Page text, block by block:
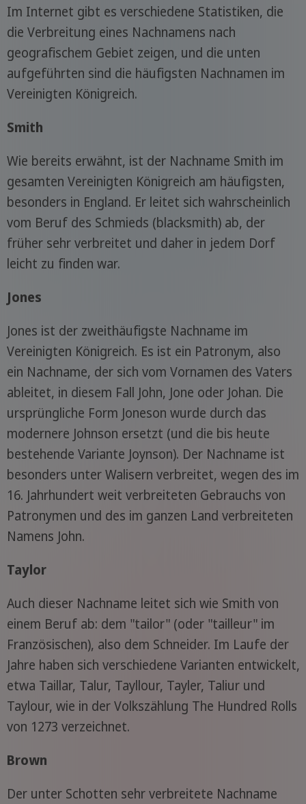
Im Internet gibt es verschiedene Statistiken, die
die Verbreitung eines Nachnamens nach
geografischem Gebiet zeigen, und die unten
aufgeführten sind die häufigsten Nachnamen im
Vereinigten Königreich.
Smith
Wie bereits erwähnt, ist der Nachname Smith im
gesamten Vereinigten Königreich am häufigsten,
besonders in England. Er leitet sich wahrscheinlich
vom Beruf des Schmieds (blacksmith) ab, der
früher sehr verbreitet und daher in jedem Dorf
leicht zu finden war.
Jones
Jones ist der zweithäufigste Nachname im
Vereinigten Königreich. Es ist ein Patronym, also
ein Nachname, der sich vom Vornamen des Vaters
ableitet, in diesem Fall John, Jone oder Johan. Die
ursprüngliche Form Joneson wurde durch das
modernere Johnson ersetzt (und die bis heute
bestehende Variante Joynson). Der Nachname ist
besonders unter Walisern verbreitet, wegen des im
16. Jahrhundert weit verbreiteten Gebrauchs von
Patronymen und des im ganzen Land verbreiteten
Namens John.
Taylor
Auch dieser Nachname leitet sich wie Smith von
einem Beruf ab: dem "tailor" (oder "tailleur" im
Französischen), also dem Schneider. Im Laufe der
Jahre haben sich verschiedene Varianten entwickelt,
etwa Taillar, Talur, Tayllour, Tayler, Taliur und
Taylour, wie in der Volkszählung The Hundred Rolls
von 1273 verzeichnet.
Brown
Der unter Schotten sehr verbreitete Nachname